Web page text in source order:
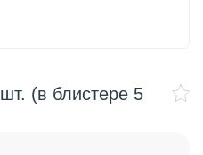
(в блистере 5